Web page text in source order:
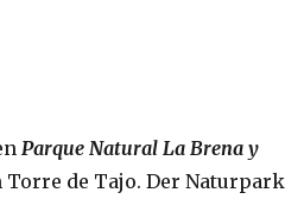
Parque Natural La Brena y
de Tajo. Der Naturpark